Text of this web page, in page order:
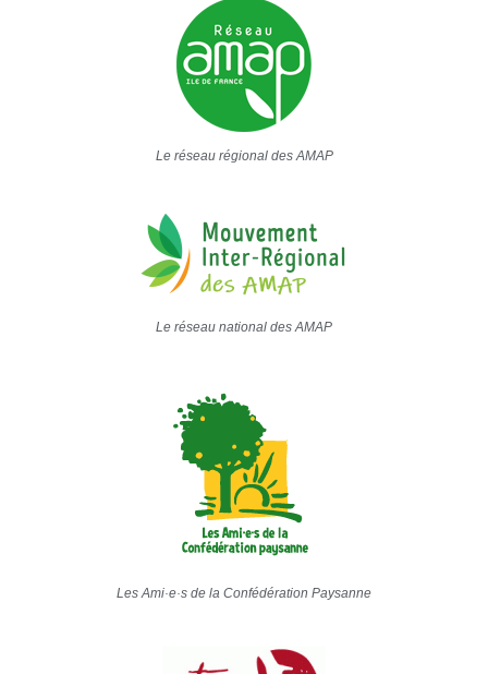
Le réseau régional des AMAP
Le réseau national des AMAP
Les Ami·e·s de la Confédération Paysanne